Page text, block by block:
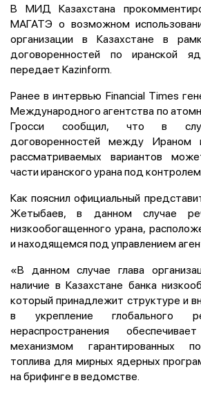
В МИД Казахстана
МАГАТЭ о возможном
организации в Казахстане в
договоренностей по иранской
передает Kazinform.
Ранее в интервью Financial Times
Международного агентства по
Гросси сообщил, что в
договоренностей между
рассматриваемых вариантов
части иранского урана под
Как пояснил официальный
Жетыбаев, в данном случае
низкообогащенного урана,
и находящемся под управлением
«В данном случае глава
наличие в Казахстане банка
который принадлежит структуре и
в укрепление глобального
нераспространения
механизмом гарантированных
топлива для мирных ядерных
на брифинге в ведомстве.